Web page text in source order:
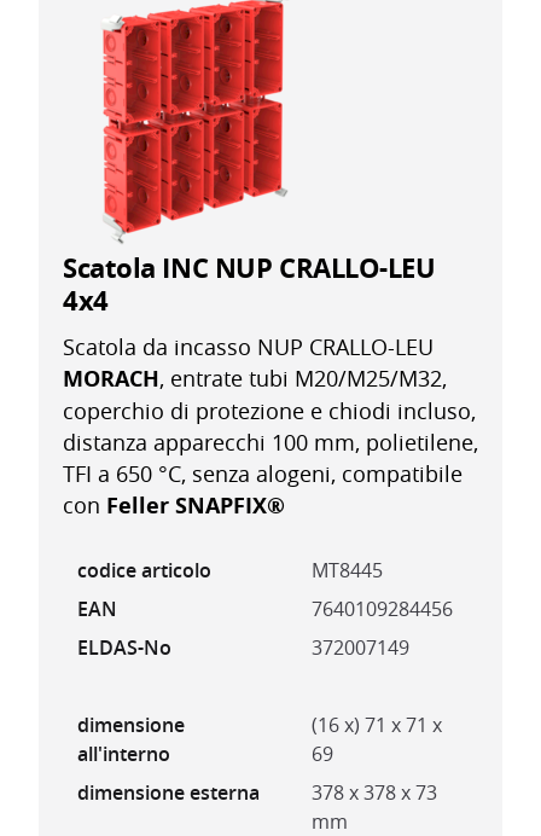
Scatola INC NUP CRALLO-LEU
4x4
Scatola da incasso NUP CRALLO-LEU
MORACH, entrate tubi M20/M25/M32,
coperchio di protezione e chiodi incluso,
distanza apparecchi 100 mm, polietilene,
TFI a 650 °C, senza alogeni, compatibile
con Feller SNAPFIX®
codice articolo
MT8445
EAN
7640109284456
ELDAS-No
372007149
dimensione
all'interno
(16 x) 71 x 71 x
69
dimensione esterna
378 x 378 x 73
mm